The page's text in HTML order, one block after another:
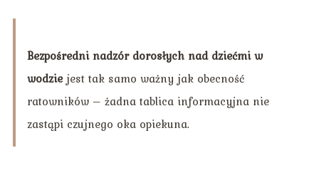
Bezpośredni nadzór dorosłych nad dziećmi w
wodziejest tak samo ważny jak obecność
ratowników – żadna tablica informacyjna nie
zastąpi czujnego oka opiekuna.